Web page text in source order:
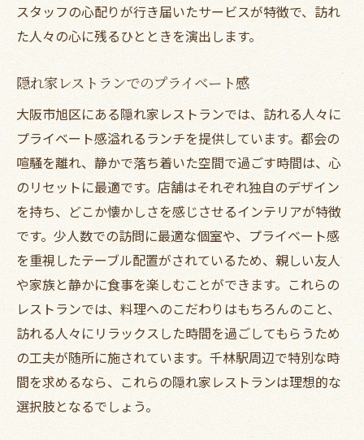
スタッフの心配りが行き届いたサービスが特徴で、訪れ
た人々の心に残るひとときを演出します。
隠れ家レストランでのプライベート感
大阪市旭区にある隠れ家レストランでは、訪れる人々に
プライベート感溢れるランチを提供しています。都会の
喧騒を離れ、静かで落ち着いた空間で過ごす時間は、心
のリセットに最適です。店舗はそれぞれ独自のデザイン
を持ち、どこか懐かしさを感じさせるインテリアが特徴
です。少人数での訪問に最適な個室や、プライベート感
を重視したテーブル配置がされているため、親しい友人
や家族と静かに食事を楽しむことができます。これらの
レストランでは、料理へのこだわりはもちろんのこと、
訪れる人々にリラックスした時間を過ごしてもらうため
の工夫が随所に施されています。千林駅周辺で特別な時
間を求めるなら、これらの隠れ家レストランは理想的な
選択肢となるでしょう。